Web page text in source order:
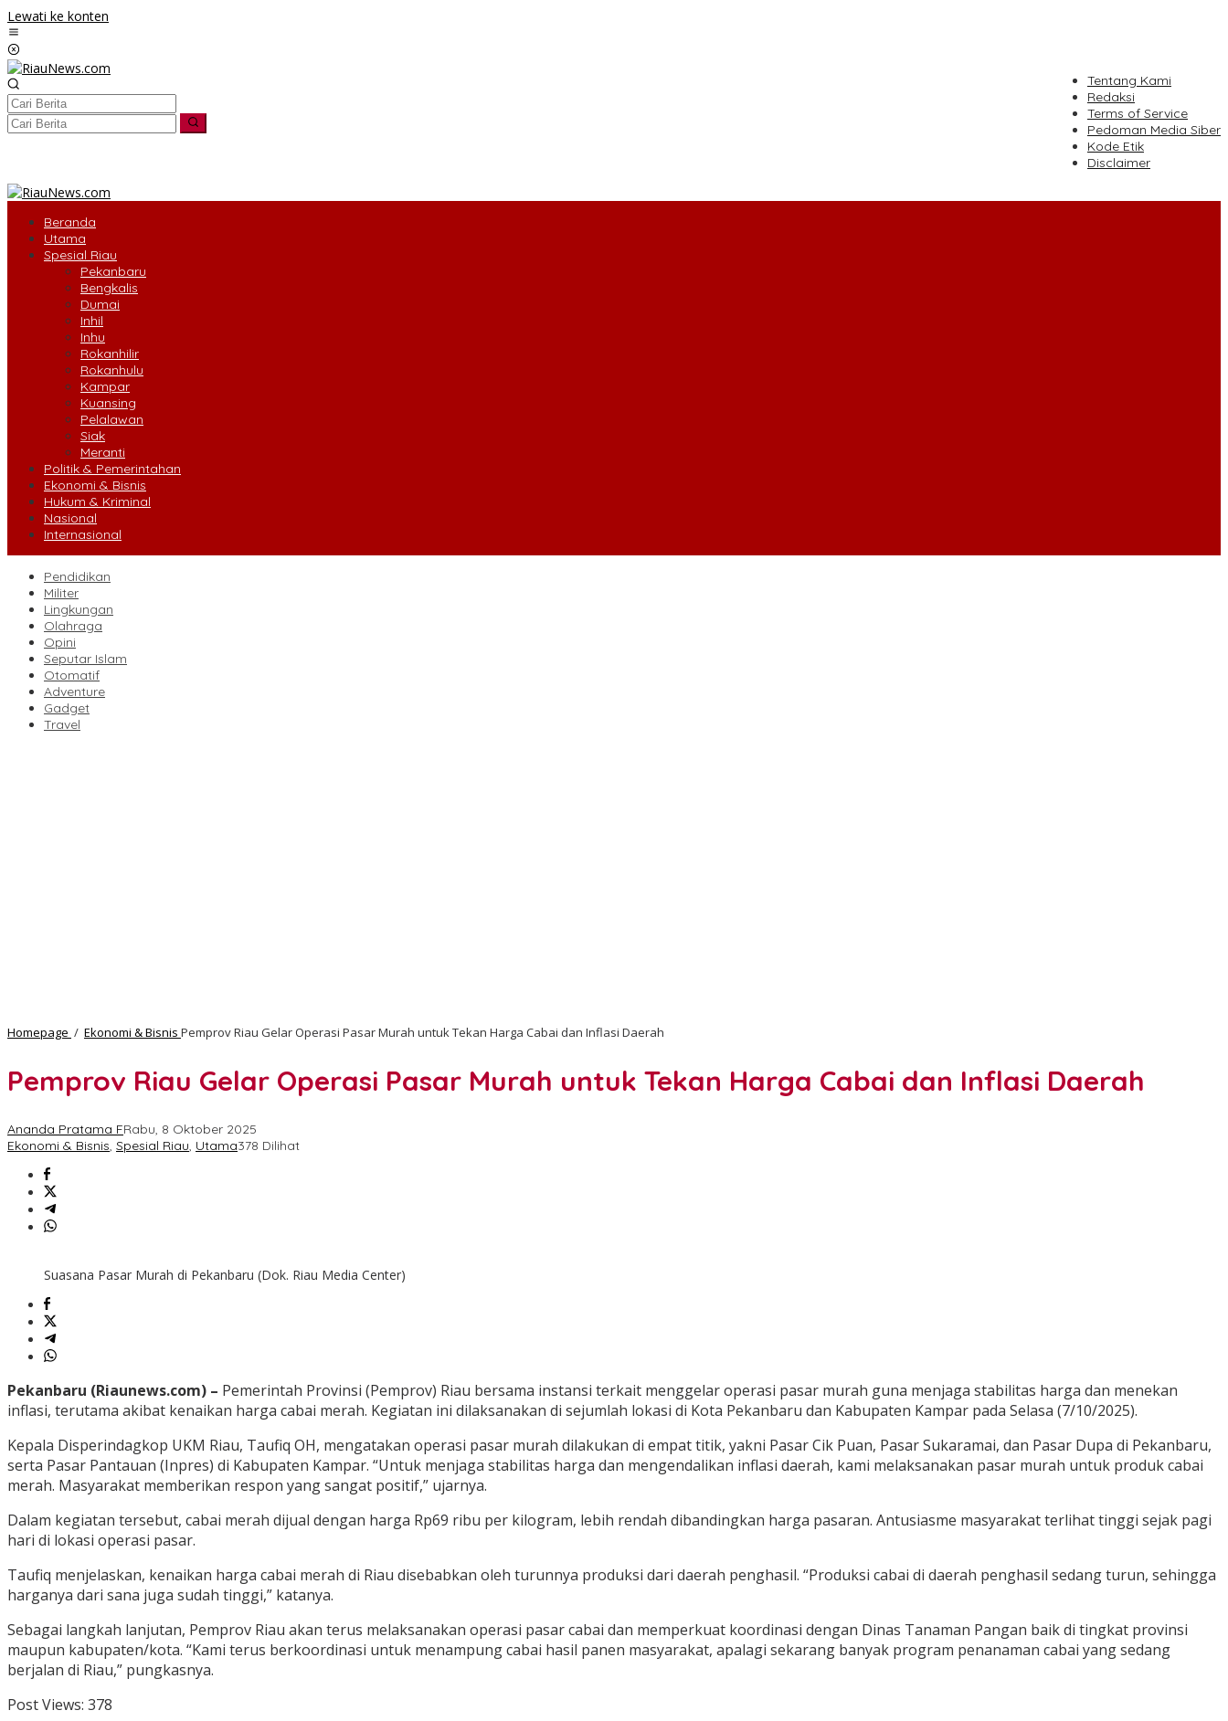
Lewati ke konten
Tentang Kami
Redaksi
Terms of Service
Pedoman Media Siber
Kode Etik
Disclaimer
Beranda
Utama
Spesial Riau
Pekanbaru
Bengkalis
Dumai
Inhil
Inhu
Rokanhilir
Rokanhulu
Kampar
Kuansing
Pelalawan
Siak
Meranti
Politik & Pemerintahan
Ekonomi & Bisnis
Hukum & Kriminal
Nasional
Internasional
Pendidikan
Militer
Lingkungan
Olahraga
Opini
Seputar Islam
Otomatif
Adventure
Gadget
Travel
Homepage / Ekonomi & Bisnis Pemprov Riau Gelar Operasi Pasar Murah untuk Tekan Harga Cabai dan Inflasi Daerah
Pemprov Riau Gelar Operasi Pasar Murah untuk Tekan Harga Cabai dan Inflasi Daerah
Ananda Pratama FRabu, 8 Oktober 2025
Ekonomi & Bisnis, Spesial Riau, Utama378 Dilihat
Suasana Pasar Murah di Pekanbaru (Dok. Riau Media Center)
Pekanbaru (Riaunews.com) – Pemerintah Provinsi (Pemprov) Riau bersama instansi terkait menggelar operasi pasar murah guna menjaga stabilitas harga dan menekan
inflasi, terutama akibat kenaikan harga cabai merah. Kegiatan ini dilaksanakan di sejumlah lokasi di Kota Pekanbaru dan Kabupaten Kampar pada Selasa (7/10/2025).
Kepala Disperindagkop UKM Riau, Taufiq OH, mengatakan operasi pasar murah dilakukan di empat titik, yakni Pasar Cik Puan, Pasar Sukaramai, dan Pasar Dupa di Pekanbaru,
serta Pasar Pantauan (Inpres) di Kabupaten Kampar. “Untuk menjaga stabilitas harga dan mengendalikan inflasi daerah, kami melaksanakan pasar murah untuk produk cabai
merah. Masyarakat memberikan respon yang sangat positif,” ujarnya.
Dalam kegiatan tersebut, cabai merah dijual dengan harga Rp69 ribu per kilogram, lebih rendah dibandingkan harga pasaran. Antusiasme masyarakat terlihat tinggi sejak pagi
hari di lokasi operasi pasar.
Taufiq menjelaskan, kenaikan harga cabai merah di Riau disebabkan oleh turunnya produksi dari daerah penghasil. “Produksi cabai di daerah penghasil sedang turun, sehingga
harganya dari sana juga sudah tinggi,” katanya.
Sebagai langkah lanjutan, Pemprov Riau akan terus melaksanakan operasi pasar cabai dan memperkuat koordinasi dengan Dinas Tanaman Pangan baik di tingkat provinsi
maupun kabupaten/kota. “Kami terus berkoordinasi untuk menampung cabai hasil panen masyarakat, apalagi sekarang banyak program penanaman cabai yang sedang
berjalan di Riau,” pungkasnya.
Post Views: 378